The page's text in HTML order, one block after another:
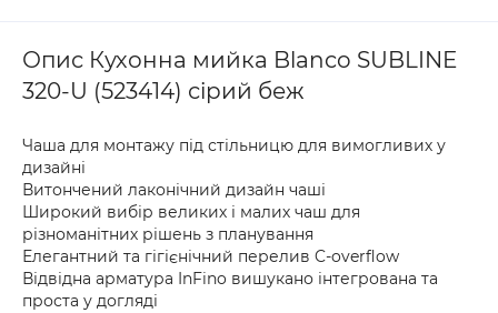
Опис Кухонна мийка Blanco SUBLINE
320-U (523414) сірий беж
Чаша для монтажу під стільницю для вимогливих у
дизайні
Витончений лаконічний дизайн чаші
Широкий вибір великих і малих чаш для
різноманітних рішень з планування
Елегантний та гігієнічний перелив C-overflow
Відвідна арматура InFino вишукано інтегрована та
проста у догляді